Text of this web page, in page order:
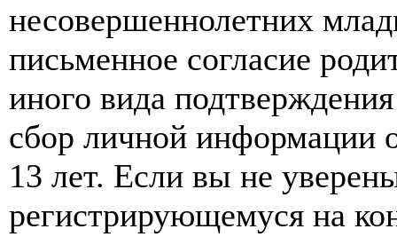
несовершеннолетних
письменное согласие
иного вида
сбор личной информации
13 лет. Если вы не
регистрирующемуся на